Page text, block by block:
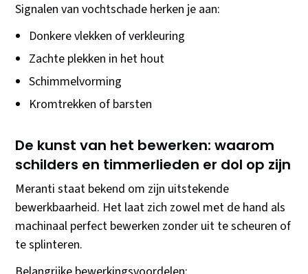
Signalen van vochtschade herken je aan:
Donkere vlekken of verkleuring
Zachte plekken in het hout
Schimmelvorming
Kromtrekken of barsten
De kunst van het bewerken: waarom
schilders en timmerlieden er dol op zijn
Meranti staat bekend om zijn uitstekende
bewerkbaarheid. Het laat zich zowel met de hand als
machinaal perfect bewerken zonder uit te scheuren of
te splinteren.